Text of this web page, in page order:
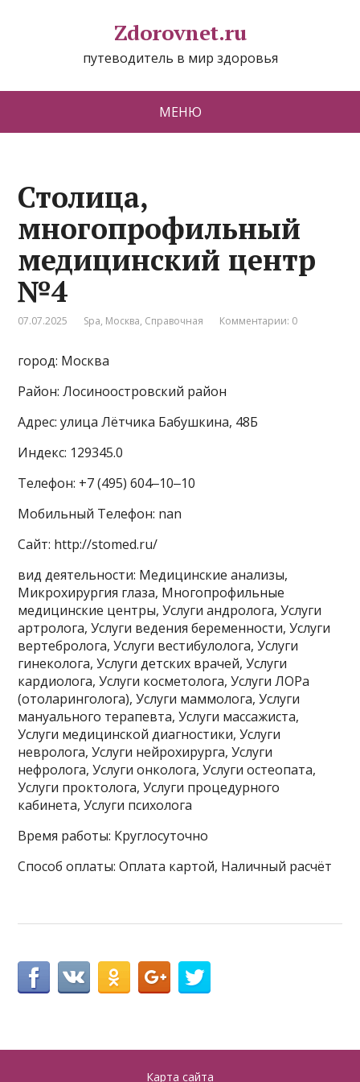
Zdorovnet.ru
путеводитель в мир здоровья
МЕНЮ
Столица,
многопрофильный
медицинский центр
№4
07.07.2025 Spa, Москва, Справочная Комментарии: 0
город: Москва
Район: Лосиноостровский район
Адрес: улица Лётчика Бабушкина, 48Б
Индекс: 129345.0
Телефон: +7 (495) 604‒10‒10
Мобильный Телефон: nan
Сайт: http://stomed.ru/
вид деятельности: Медицинские анализы,
Микрохирургия глаза, Многопрофильные
медицинские центры, Услуги андролога, Услуги
артролога, Услуги ведения беременности, Услуги
вертебролога, Услуги вестибулолога, Услуги
гинеколога, Услуги детских врачей, Услуги
кардиолога, Услуги косметолога, Услуги ЛОРа
(отоларинголога), Услуги маммолога, Услуги
мануального терапевта, Услуги массажиста,
Услуги медицинской диагностики, Услуги
невролога, Услуги нейрохирурга, Услуги
нефролога, Услуги онколога, Услуги остеопата,
Услуги проктолога, Услуги процедурного
кабинета, Услуги психолога
Время работы: Круглосуточно
Способ оплаты: Оплата картой, Наличный расчёт
Карта сайта